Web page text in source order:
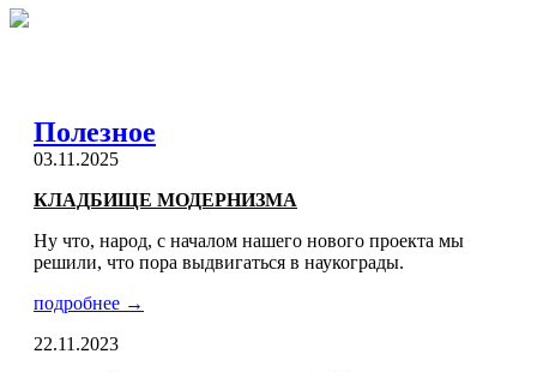
Полезное
03.11.2025
КЛАДБИЩЕ МОДЕРНИЗМА
Ну что, народ, с началом нашего нового проекта мы
решили, что пора выдвигаться в наукограды.
подробнее →
22.11.2023